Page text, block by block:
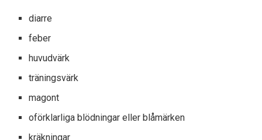
diarre
feber
huvudvärk
träningsvärk
magont
oförklarliga blödningar eller blåmärken
kräkningar